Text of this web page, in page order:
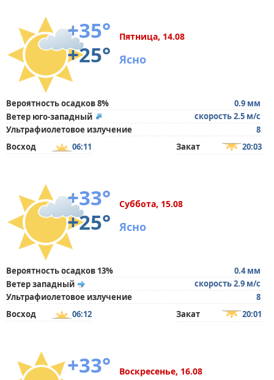
+35°
+25°
Пятница, 14.08
Ясно
Вероятность осадков 8%
0.9 мм
Ветер юго-западный
скорость 2.5 м/с
Ультрафиолетовое излучение
8
Восход
06:11 Закат 20:03
+33°
+25°
Суббота, 15.08
Ясно
Вероятность осадков 13%
0.4 мм
Ветер западный
скорость 2.9 м/с
Ультрафиолетовое излучение
8
Восход
06:12 Закат 20:01
+33°
Воскресенье, 16.08